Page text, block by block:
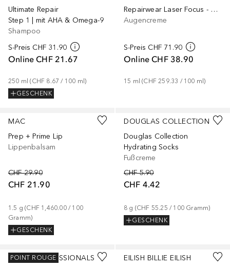
Ultimate Repair
Step 1 | mit AHA & Omega-9
Shampoo
S-Preis CHF 31.90
Online CHF 21.67
250 ml (CHF 8.67 / 100 ml)
GESCHENK
Repairwear Laser Focus - Wrinkle Correcting Eye Cream 15ml
Augencreme
S-Preis CHF 71.90
Online CHF 38.90
15 ml (CHF 259.33 / 100 ml)
MAC
Prep + Prime Lip
Lippenbalsam
CHF 29.90
CHF 21.90
1.5 g (CHF 1,460.00 / 100
Gramm)
GESCHENK
DOUGLAS COLLECTION
Douglas Collection
Hydrating Socks
Fußcreme
CHF 5.90
CHF 4.42
8 g (CHF 55.25 / 100 Gramm)
GESCHENK
WELLA PROFESSIONALS
POINT ROUGE
EILISH BILLIE EILISH